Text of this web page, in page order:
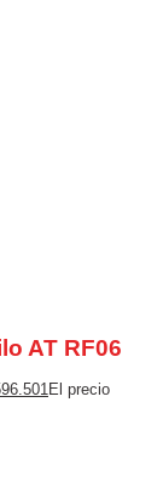
AT RF06
El precio